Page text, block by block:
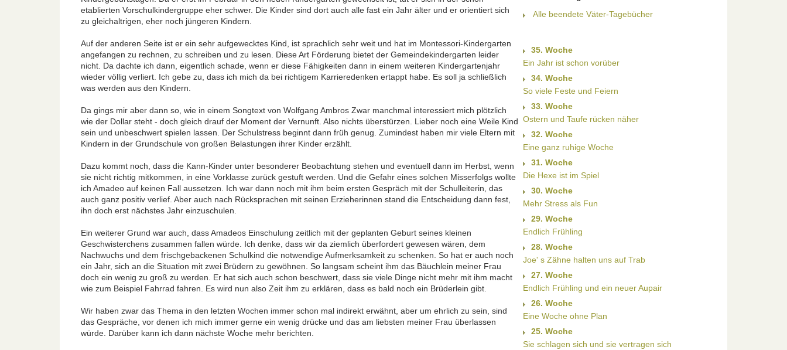
etablierten Vorschulkindergruppe eher schwer. Die Kinder sind dort auch alle fast ein Jahr älter und er orientiert sich
zu gleichaltrigen, eher noch jüngeren Kindern.
Auf der anderen Seite ist er ein sehr aufgewecktes Kind, ist sprachlich sehr weit und hat im Montessori-Kindergarten
angefangen zu rechnen, zu schreiben und zu lesen. Diese Art Förderung bietet der Gemeindekindergarten leider
nicht. Da dachte ich dann, eigentlich schade, wenn er diese Fähigkeiten dann in einem weiteren Kindergartenjahr
wieder völlig verliert. Ich gebe zu, dass ich mich da bei richtigem Karrieredenken ertappt habe. Es soll ja schließlich
was werden aus den Kindern.
Da gings mir aber dann so, wie in einem Songtext von Wolfgang Ambros Zwar manchmal interessiert mich plötzlich
wie der Dollar steht - doch gleich drauf der Moment der Vernunft. Also nichts überstürzen. Lieber noch eine Weile Kind
sein und unbeschwert spielen lassen. Der Schulstress beginnt dann früh genug. Zumindest haben mir viele Eltern mit
Kindern in der Grundschule von großen Belastungen ihrer Kinder erzählt.
Dazu kommt noch, dass die Kann-Kinder unter besonderer Beobachtung stehen und eventuell dann im Herbst, wenn
sie nicht richtig mitkommen, in eine Vorklasse zurück gestuft werden. Und die Gefahr eines solchen Misserfolgs wollte
ich Amadeo auf keinen Fall aussetzen. Ich war dann noch mit ihm beim ersten Gespräch mit der Schulleiterin, das
auch ganz positiv verlief. Aber auch nach Rücksprachen mit seinen Erzieherinnen stand die Entscheidung dann fest,
ihn doch erst nächstes Jahr einzuschulen.
Ein weiterer Grund war auch, dass Amadeos Einschulung zeitlich mit der geplanten Geburt seines kleinen
Geschwisterchens zusammen fallen würde. Ich denke, dass wir da ziemlich überfordert gewesen wären, dem
Nachwuchs und dem frischgebackenen Schulkind die notwendige Aufmerksamkeit zu schenken. So hat er auch noch
ein Jahr, sich an die Situation mit zwei Brüdern zu gewöhnen. So langsam scheint ihm das Bäuchlein meiner Frau
doch ein wenig zu groß zu werden. Er hat sich auch schon beschwert, dass sie viele Dinge nicht mehr mit ihm macht
wie zum Beispiel Fahrrad fahren. Es wird nun also Zeit ihm zu erklären, dass es bald noch ein Brüderlein gibt.
Wir haben zwar das Thema in den letzten Wochen immer schon mal indirekt erwähnt, aber um ehrlich zu sein, sind
das Gespräche, vor denen ich mich immer gerne ein wenig drücke und das am liebsten meiner Frau überlassen
würde. Darüber kann ich dann nächste Woche mehr berichten.
Alle beendete Väter-Tagebücher
35. Woche
Ein Jahr ist schon vorüber
34. Woche
So viele Feste und Feiern
33. Woche
Ostern und Taufe rücken näher
32. Woche
Eine ganz ruhige Woche
31. Woche
Die Hexe ist im Spiel
30. Woche
Mehr Stress als Fun
29. Woche
Endlich Frühling
28. Woche
Joe' s Zähne halten uns auf Trab
27. Woche
Endlich Frühling und ein neuer Aupair
26. Woche
Eine Woche ohne Plan
25. Woche
Sie schlagen sich und sie vertragen sich